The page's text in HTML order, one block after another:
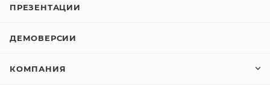
ПРЕЗЕНТАЦИИ
ДЕМОВЕРСИИ
КОМПАНИЯ